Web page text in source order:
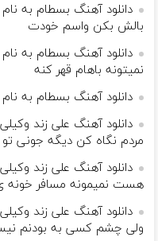
دانلود آهنگ بسطام به
بالش بکن واسم خودت
دانلود آهنگ بسطام به
نمیتونه باهام قهر کنه
دانلود آهنگ بسطام به نام
دانلود آهنگ علی زند
مردم نگاه كن دیگه جونى
دانلود آهنگ علی زند
هست نمیمونه مسافر خونه
دانلود آهنگ علی زند
ولی چشم كسی به بودنم